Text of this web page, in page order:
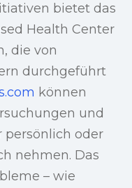
bietet das
Health Center
die von
durchgeführt
können
und
oder
nehmen. Das
– wie